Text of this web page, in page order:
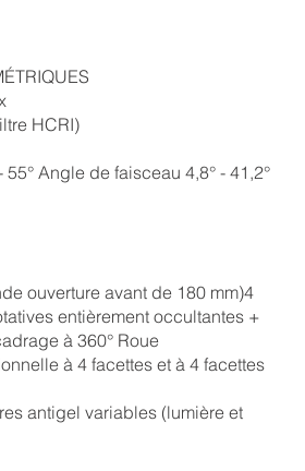
HCRI)
55° Angle de faisceau 4,8° - 41,2°
ouverture avant de 180 mm)4
entièrement occultantes +
à 360° Roue
à 4 facettes et à 4 facettes
antigel variables (lumière et